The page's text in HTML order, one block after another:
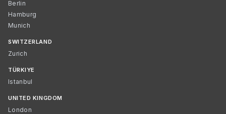
Berlin
Hamburg
Munich
SWITZERLAND
Zurich
TÜRKIYE
Istanbul
UNITED KINGDOM
London